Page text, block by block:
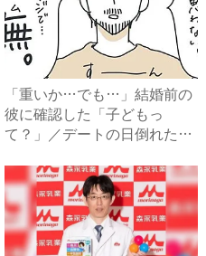
「重いか…でも…」結婚前の
彼に確認した「子どもっ
て？」／デートの日倒れた｜